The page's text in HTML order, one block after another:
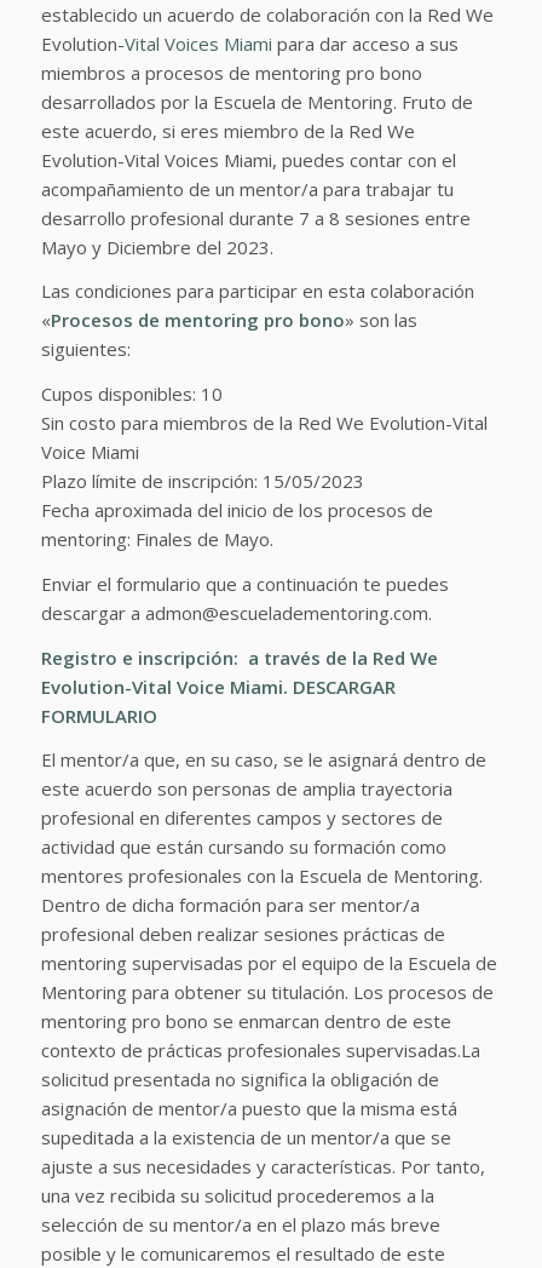
establecido un acuerdo de colaboración con la Red We
Evolution-Vital Voices Miami para dar acceso a sus
miembros a procesos de mentoring pro bono
desarrollados por la Escuela de Mentoring. Fruto de
este acuerdo, si eres miembro de la Red We
Evolution-Vital Voices Miami, puedes contar con el
acompañamiento de un mentor/a para trabajar tu
desarrollo profesional durante 7 a 8 sesiones entre
Mayo y Diciembre del 2023.
Las condiciones para participar en esta colaboración
«Procesos de mentoring pro bono» son las
siguientes:
Cupos disponibles: 10
Sin costo para miembros de la Red We Evolution-Vital
Voice Miami
Plazo límite de inscripción: 15/05/2023
Fecha aproximada del inicio de los procesos de
mentoring: Finales de Mayo.
Enviar el formulario que a continuación te puedes
descargar a admon@escueladementoring.com.
Registro e inscripción: a través de la Red We
Evolution-Vital Voice Miami. DESCARGAR
FORMULARIO
El mentor/a que, en su caso, se le asignará dentro de
este acuerdo son personas de amplia trayectoria
profesional en diferentes campos y sectores de
actividad que están cursando su formación como
mentores profesionales con la Escuela de Mentoring.
Dentro de dicha formación para ser mentor/a
profesional deben realizar sesiones prácticas de
mentoring supervisadas por el equipo de la Escuela de
Mentoring para obtener su titulación. Los procesos de
mentoring pro bono se enmarcan dentro de este
contexto de prácticas profesionales supervisadas.La
solicitud presentada no significa la obligación de
asignación de mentor/a puesto que la misma está
supeditada a la existencia de un mentor/a que se
ajuste a sus necesidades y características. Por tanto,
una vez recibida su solicitud procederemos a la
selección de su mentor/a en el plazo más breve
posible y le comunicaremos el resultado de este